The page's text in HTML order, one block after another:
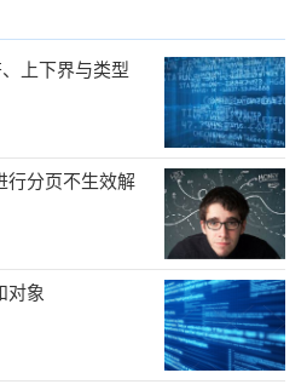
上下界与类型
分页不生效解
对象